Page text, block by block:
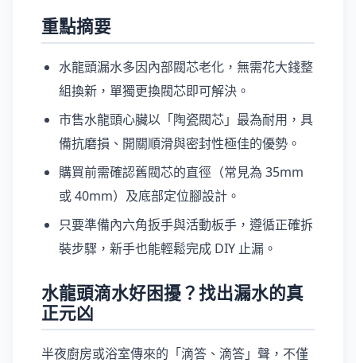
重點摘要
水龍頭漏水多因內部閥芯老化，無需花大錢整
組換新，單獨更換閥芯即可解決。
市售水龍頭心臟以「陶瓷閥芯」最為耐用，具
備抗磨損、開關順滑與密封性極佳的優勢。
購買前需確認舊閥芯的直徑（常見為 35mm
或 40mm）及底部定位腳設計。
只要準備內六角扳手與活動板手，遵循正確拆
裝步驟，新手也能輕鬆完成 DIY 止漏。
水龍頭滴水好困擾？找出漏水的真
正元凶
半夜廚房或浴室傳來的「滴答、滴答」聲，不僅